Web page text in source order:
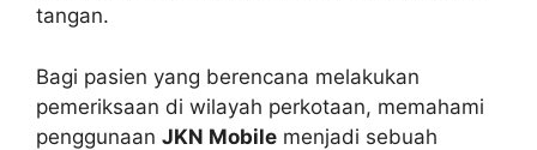
tangan.
Bagi pasien yang berencana melakukan
pemeriksaan di wilayah perkotaan, memahami
penggunaan JKN Mobile menjadi sebuah